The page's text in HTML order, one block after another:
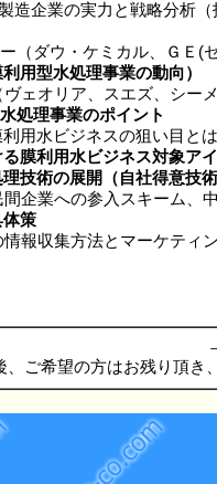
業の実力と戦略分析（
ウ・ケミカル、ＧＥ(ゼ
用型水処理事業の動向）
オリア、スエズ、シー
処理事業のポイント
水ビジネスの狙い目と
膜利用水ビジネス対象ア
技術の展開（自社得意技
業への参入スキーム、中
体策
収集方法とマーケティン
、ご希望の方はお残り頂き